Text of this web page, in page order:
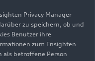
können bis zu fünf
privatem Gelände
AG
Privacy Manager
zu speichern, ob und
Benutzer ihre
zum Ensighten
als betroffene Person